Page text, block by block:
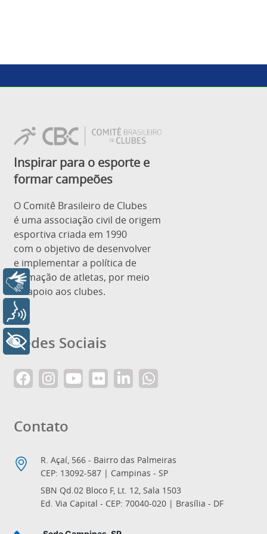
Inspirar para o esporte e
formar campeões
O Comitê Brasileiro de Clubes
é uma associação civil de origem
esportiva criada em 1990
com o objetivo de desenvolver
e implementar a política de
formação de atletas, por meio
de apoio aos clubes.
Redes Sociais
Contato
R. Açaí, 566 - Bairro das Palmeiras
CEP: 13092-587 | Campinas - SP
SBN Qd.02 Bloco F, Lt. 12, Sala 1503
Ed. Via Capital - CEP: 70040-020 | Brasília - DF
Libras
+ Acessibilidade